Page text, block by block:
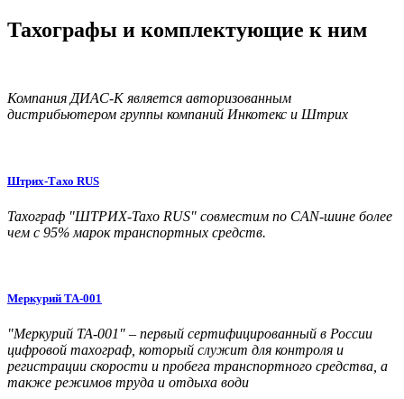
Тахографы и комплектующие к ним
Компания ДИАС-К является авторизованным
дистрибьютером группы компаний Инкотекс и Штрих
Штрих-Тахо RUS
Тахограф "ШТРИХ-Тахо RUS" совместим по CAN-шине более
чем с 95% марок транспортных средств.
Меркурий ТА-001
"Меркурий ТА-001" – первый сертифицированный в России
цифровой тахограф, который служит для контроля и
регистрации скорости и пробега транспортного средства, а
также режимов труда и отдыха води